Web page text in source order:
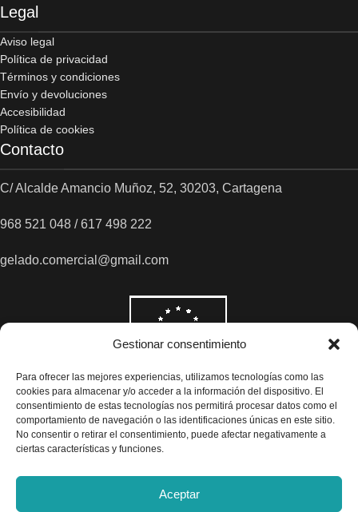
Gestionar consentimiento
Para ofrecer las mejores experiencias, utilizamos tecnologías como las
cookies para almacenar y/o acceder a la información del dispositivo. El
consentimiento de estas tecnologías nos permitirá procesar datos como el
comportamiento de navegación o las identificaciones únicas en este sitio.
No consentir o retirar el consentimiento, puede afectar negativamente a
ciertas características y funciones.
Aceptar
Legal
Aviso legal
Política de privacidad
Términos y condiciones
Envío y devoluciones
Accesibilidad
Política de cookies
Contacto
C/ Alcalde Amancio Muñoz, 52, 30203, Cartagena
968 521 048 / 617 498 222
gelado.comercial@gmail.com